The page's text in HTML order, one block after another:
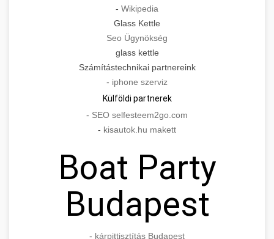
- Wikipedia
Glass Kettle
Seo Ügynökség
glass kettle
Számítástechnikai partnereink
- iphone szerviz
Külföldi partnerek
- SEO selfesteem2go.com
- kisautok.hu makett
Boat Party
Budapest
- kárpittisztítás Budapest